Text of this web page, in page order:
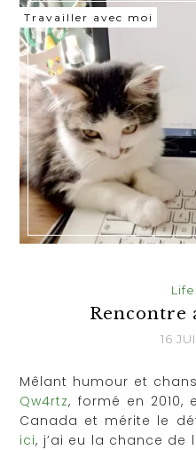
Travailler avec moi
Rencontre
16
Mêlant humour et
Qw4rtz, formé en 2010,
Canada et mérite le
ici, j’ai eu la chance